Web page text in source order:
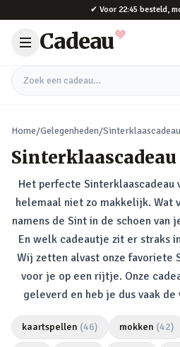
✔ Voor 22:45 besteld,
Cadeau
Zoek een cadeau
Home/Gelegenheden/
Het perfecte Sinterklaascadeau
helemaal niet zo makkelijk. Wat
namens de Sint in de schoen van
En welk cadeautje zit er straks
Wij zetten alvast onze favoriete
voor je op een rijtje. Onze
geleverd en heb je dus vaak
kaartspellen (46) mokken (42)